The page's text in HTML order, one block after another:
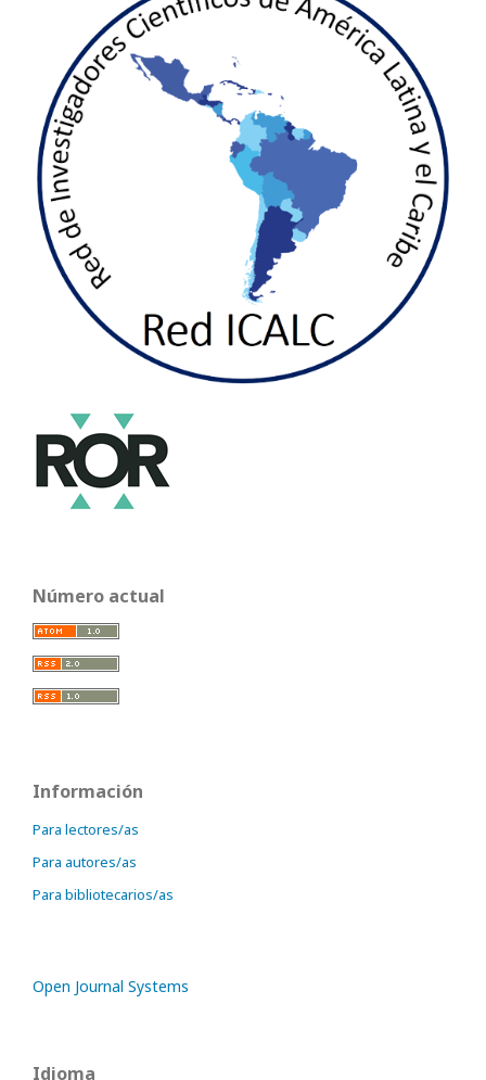
Número actual
Información
Para lectores/as
Para autores/as
Para bibliotecarios/as
Open Journal Systems
Idioma